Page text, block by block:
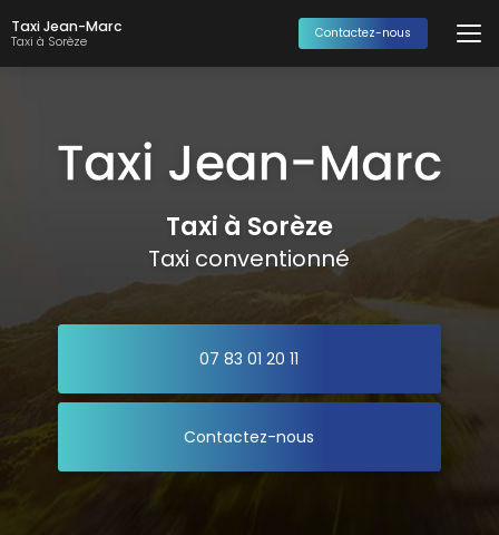
au
contenu
principal
Taxi Jean-Marc
Taxi à Sorèze Contactez-nous
Taxi à Sorèze
Taxi conventionné
07 83 01 20 11
Contactez-nous